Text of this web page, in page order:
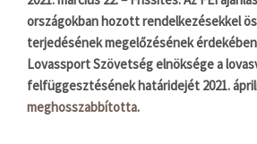
országokban hozott rendelkezésekkel
terjedésének megelőzésének
Lovassport Szövetség elnöksége a
felfüggesztésének határidejét 2021.
meghosszabbította.